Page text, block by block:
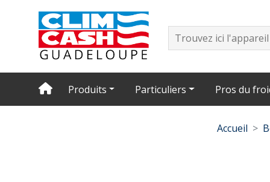
Produits Particuliers Pros du
Accueil